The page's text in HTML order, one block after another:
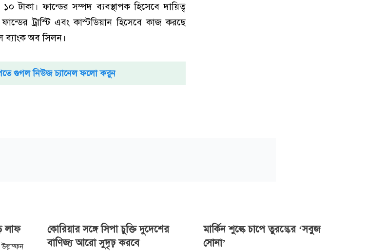
টাকা। ফান্ডের সম্পদ ব্যবস্থাপক হিসেবে দায়িত্ব
ট্রাস্টি এবং কাস্টডিয়ান হিসেবে কাজ করছে
ব্যাংক অব সিলন।
গুগল নিউজ চ্যানেল ফলো করুন
লাফ
উল্লম্ফন
কোরিয়ার সঙ্গে সিপা চুক্তি দুদেশের
বাণিজ্য আরো সুদৃঢ় করবে
মার্কিন শুল্কে চাপে তুরস্কের ‘সবুজ
সোনা’